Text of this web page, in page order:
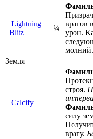
Lightning
Blitz
¼
врагов
урон.
молний.
Земля
Calcify
строя.
силу
врагу.